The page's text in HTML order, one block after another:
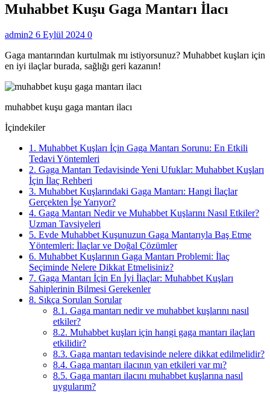
Muhabbet Kuşu Gaga Mantarı İlacı
admin2 6 Eylül 2024 0
Gaga mantarından kurtulmak mı istiyorsunuz? Muhabbet kuşları için
en iyi ilaçlar burada, sağlığı geri kazanın!
muhabbet kuşu gaga mantarı ilacı
İçindekiler
1. Muhabbet Kuşları İçin Gaga Mantarı Sorunu: En Etkili
Tedavi Yöntemleri
2. Gaga Mantarı Tedavisinde Yeni Ufuklar: Muhabbet Kuşları
İçin İlaç Rehberi
3. Muhabbet Kuşlarındaki Gaga Mantarı: Hangi İlaçlar
Gerçekten İşe Yarıyor?
4. Gaga Mantarı Nedir ve Muhabbet Kuşlarını Nasıl Etkiler?
Uzman Tavsiyeleri
5. Evde Muhabbet Kuşunuzun Gaga Mantarıyla Baş Etme
Yöntemleri: İlaçlar ve Doğal Çözümler
6. Muhabbet Kuşlarının Gaga Mantarı Problemi: İlaç
Seçiminde Nelere Dikkat Etmelisiniz?
7. Gaga Mantarı İçin En İyi İlaçlar: Muhabbet Kuşları
Sahiplerinin Bilmesi Gerekenler
8. Sıkça Sorulan Sorular
8.1. Gaga mantarı nedir ve muhabbet kuşlarını nasıl
etkiler?
8.2. Muhabbet kuşları için hangi gaga mantarı ilaçları
etkilidir?
8.3. Gaga mantarı tedavisinde nelere dikkat edilmelidir?
8.4. Gaga mantarı ilacının yan etkileri var mı?
8.5. Gaga mantarı ilacını muhabbet kuşlarına nasıl
uygularım?